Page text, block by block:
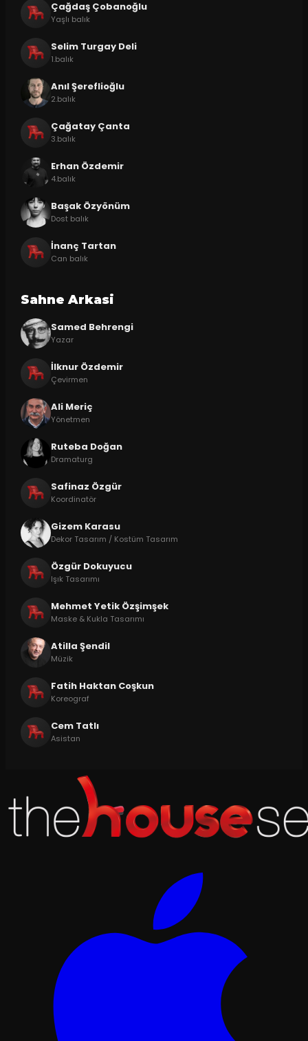
Çağdaş Çobanoğlu
Yaşlı balık
Selim Turgay Deli
1.balık
Anıl Şereflioğlu
2.balık
Çağatay Çanta
3.balık
Erhan Özdemir
4.balık
Başak Özyönüm
Dost balık
İnanç Tartan
Can balık
Sahne Arkasi
Samed Behrengi
Yazar
İlknur Özdemir
Çevirmen
Ali Meriç
Yönetmen
Ruteba Doğan
Dramaturg
Safinaz Özgür
Koordinatör
Gizem Karasu
Dekor Tasarım / Kostüm Tasarım
Özgür Dokuyucu
Işık Tasarımı
Mehmet Yetik Özşimşek
Maske & Kukla Tasarımı
Atilla Şendil
Müzik
Fatih Haktan Coşkun
Koreograf
Cem Tatlı
Asistan